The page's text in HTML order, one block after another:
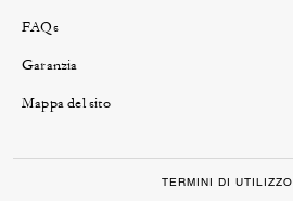
FAQs
Garanzia
Mappa del sito
TERMINI DI UTILIZZO